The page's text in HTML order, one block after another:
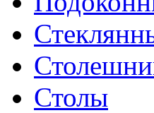
Столы